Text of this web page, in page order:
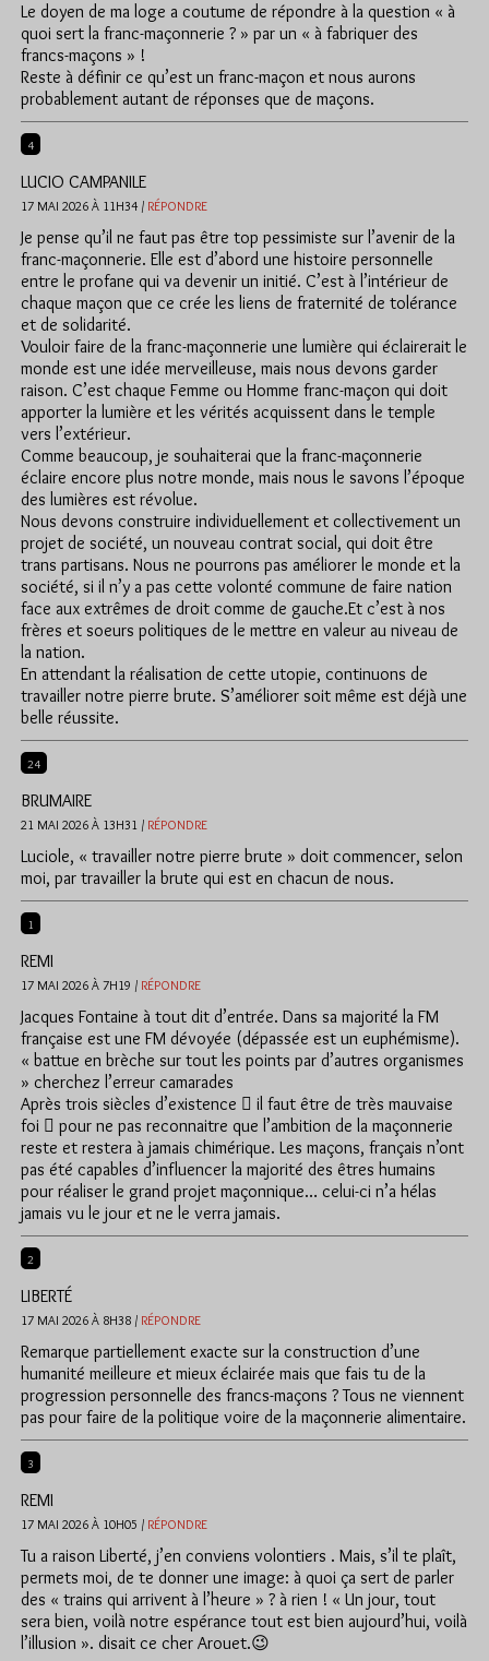
Le doyen de ma loge a coutume de répondre à la question « à
quoi sert la franc-maçonnerie ? » par un « à fabriquer des
francs-maçons » !
Reste à définir ce qu’est un franc-maçon et nous aurons
probablement autant de réponses que de maçons.
4
LUCIO CAMPANILE
17 MAI 2026 À 11H34 / RÉPONDRE
Je pense qu’il ne faut pas être top pessimiste sur l’avenir de la
franc-maçonnerie. Elle est d’abord une histoire personnelle
entre le profane qui va devenir un initié. C’est à l’intérieur de
chaque maçon que ce crée les liens de fraternité de tolérance
et de solidarité.
Vouloir faire de la franc-maçonnerie une lumière qui éclairerait le
monde est une idée merveilleuse, mais nous devons garder
raison. C’est chaque Femme ou Homme franc-maçon qui doit
apporter la lumière et les vérités acquissent dans le temple
vers l’extérieur.
Comme beaucoup, je souhaiterai que la franc-maçonnerie
éclaire encore plus notre monde, mais nous le savons l’époque
des lumières est révolue.
Nous devons construire individuellement et collectivement un
projet de société, un nouveau contrat social, qui doit être
trans partisans. Nous ne pourrons pas améliorer le monde et la
société, si il n’y a pas cette volonté commune de faire nation
face aux extrêmes de droit comme de gauche.Et c’est à nos
frères et soeurs politiques de le mettre en valeur au niveau de
la nation.
En attendant la réalisation de cette utopie, continuons de
travailler notre pierre brute. S’améliorer soit même est déjà une
belle réussite.
24
BRUMAIRE
21 MAI 2026 À 13H31 / RÉPONDRE
Luciole, « travailler notre pierre brute » doit commencer, selon
moi, par travailler la brute qui est en chacun de nous.
1
REMI
17 MAI 2026 À 7H19 / RÉPONDRE
Jacques Fontaine à tout dit d’entrée. Dans sa majorité la FM
française est une FM dévoyée (dépassée est un euphémisme).
« battue en brèche sur tout les points par d’autres organismes
» cherchez l’erreur camarades
Après trois siècles d’existence  il faut être de très mauvaise
foi  pour ne pas reconnaitre que l’ambition de la maçonnerie
reste et restera à jamais chimérique. Les maçons, français n’ont
pas été capables d’influencer la majorité des êtres humains
pour réaliser le grand projet maçonnique… celui-ci n’a hélas
jamais vu le jour et ne le verra jamais.
2
LIBERTÉ
17 MAI 2026 À 8H38 / RÉPONDRE
Remarque partiellement exacte sur la construction d’une
humanité meilleure et mieux éclairée mais que fais tu de la
progression personnelle des francs-maçons ? Tous ne viennent
pas pour faire de la politique voire de la maçonnerie alimentaire.
3
REMI
17 MAI 2026 À 10H05 / RÉPONDRE
Tu a raison Liberté, j’en conviens volontiers . Mais, s’il te plaît,
permets moi, de te donner une image: à quoi ça sert de parler
des « trains qui arrivent à l’heure » ? à rien ! « Un jour, tout
sera bien, voilà notre espérance tout est bien aujourd’hui, voilà
l’illusion ». disait ce cher Arouet.😉